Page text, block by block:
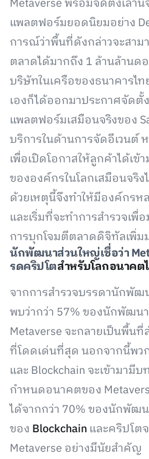
Metaverse พร้อมจัดตั้งเลา
แพลตฟอร์มยอดนิยมอย่าง
การณ์ว่าพื้นที่ดังกล่าวจะสาม
ตลาดได้มากถึง 1 ล้านล้านด
บริษัทในเครือของธนาคารไ
เองก็ได้ออกมาประกาศจัด
แพลตฟอร์มเสมือนจริงของ
บริการในด้านการจัดอีเวนต์
เพื่อเปิดโอกาสให้ลูกค้าได้เข้
ขององค์กรในโลกเสมือนจริง
ด้วยเหตุนี้จึงทำให้มีองค์กรห
และเริ่มที่จะทำการสำรวจเพื่
การบุกโจมตีตลาดดิจิทัลเพิ่ม
นักพัฒนาส่วนใหญ่เชื่อว่า
รดคริปโตสำหรับโลกอนาคต
จากการสำรวจบรรดานักพัฒ
พบว่ากว่า 57% ของนักพัฒน
Metaverse จะกลายเป็นพื้น
ที่โดดเด่นที่สุด นอกจากนี้พว
และ Blockchain จะเข้ามามี
กำหนดอนาคตของ
ได้จากกว่า 70% ของนักพัฒ
ของ Blockchainและคริปโต
Metaverse อย่างมีนัยสำคัญ